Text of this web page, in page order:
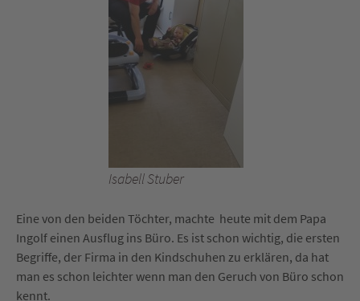
Isabell Stuber
Eine von den beiden Töchter, machte heute mit dem Papa
Ingolf einen Ausflug ins Büro. Es ist schon wichtig, die ersten
Begriffe, der Firma in den Kindschuhen zu erklären, da hat
man es schon leichter wenn man den Geruch von Büro schon
kennt.